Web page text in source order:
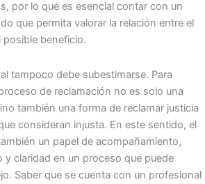
por lo que es esencial contar con un
que permita valorar la relación entre el
posible beneficio.
tampoco debe subestimarse. Para
de reclamación no es solo una
también una forma de reclamar justicia
consideran injusta. En este sentido, el
un papel de acompañamiento,
claridad en un proceso que puede
Saber que se cuenta con un profesional